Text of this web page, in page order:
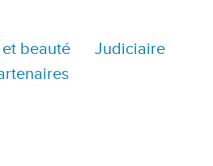
beauté
Judiciaire